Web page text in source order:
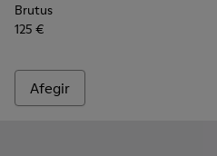
Brutus
125 €
Afegir